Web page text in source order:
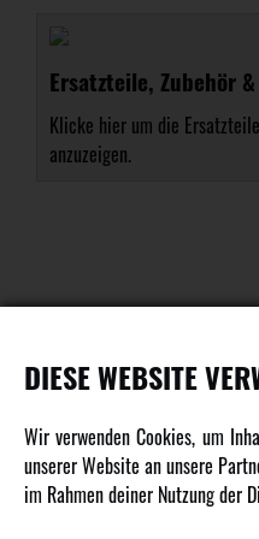
Ersatzteile, Zubehör
Klicke hier um die
anzuzeigen.
Fahrzeuge in allen Maßstäben
Helikopter Collective Pitch, Fixed
DIESE WEBSITE
Wir verwenden Cookies, um
unserer Website an unsere
im Rahmen deiner Nutzung der